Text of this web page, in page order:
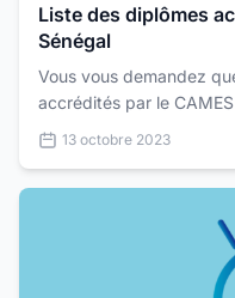
Liste des diplômes
Sénégal
Vous vous demandez
accrédités par le
explorons la liste
Cons...
13 octobre 2023